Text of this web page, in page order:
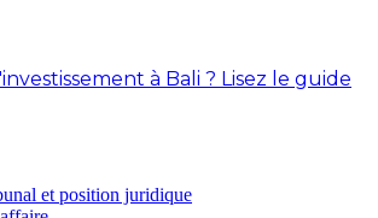
à Bali ? Lisez le guide
et position juridique